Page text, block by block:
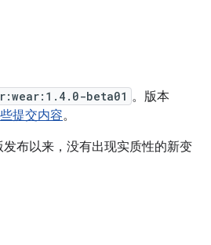
beta01 。版本
提交内容。
发布以来，没有出现实质性的新变